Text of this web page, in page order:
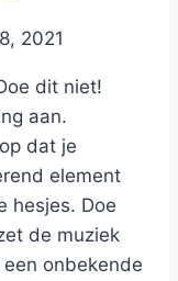
2021
dit niet!
aan.
dat je
element
hesjes. Doe
de muziek
onbekende